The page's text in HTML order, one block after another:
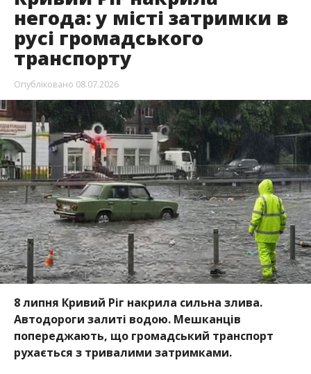
негода: у місті затримки в
русі громадського
транспорту
Опубліковано 08.07.2026
8 липня Кривий Ріг накрила сильна злива.
Автодороги залиті водою. Мешканців
попереджають, що громадський транспорт
рухається з тривалими затримками.